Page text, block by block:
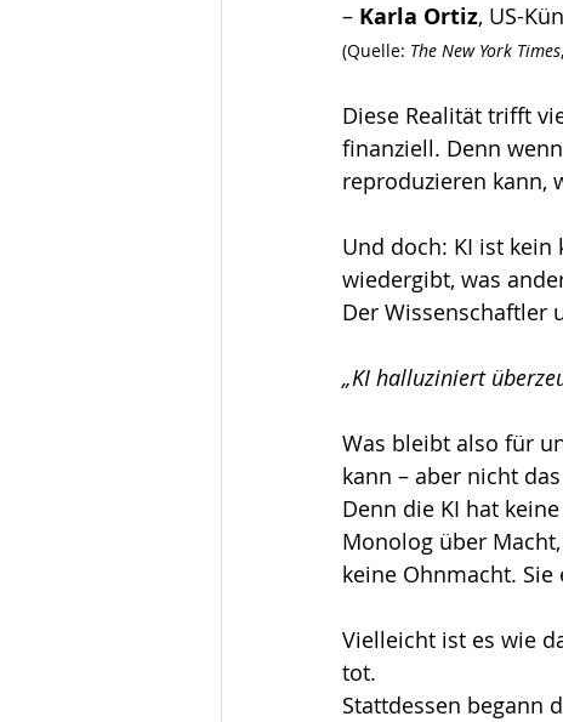
– Karla Ortiz, US-
(Quelle: The New York Times
Diese Realität trifft
finanziell. Denn
reproduzieren kann,
Und doch: KI ist kein
wiedergibt, was
Der Wissenschaftler
„KI halluziniert
Was bleibt also für
kann – aber nicht
Denn die KI hat
Monolog über
keine Ohnmacht. Sie
Vielleicht ist es wie
tot.
Stattdessen begann